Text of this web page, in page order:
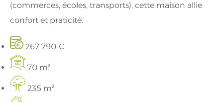
(commerces, écoles, transports), cette maison allie
confort et praticité.
267 790 €
70 m²
235 m²